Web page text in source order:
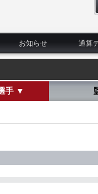
お知らせ 通算
手 ▼